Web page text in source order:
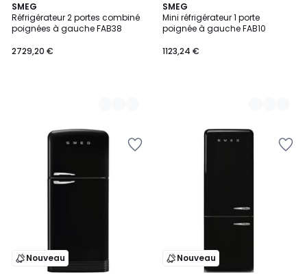
SMEG
Réfrigérateur 2 portes combiné
poignées à gauche FAB38
2729,20 €
3
Couleurs
SMEG
Mini réfrigérateur 1 porte
poignée à gauche FAB10
1123,24 €
4
Couleurs
Nouveau Nouveau